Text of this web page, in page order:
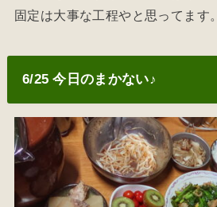
固定は大事な工程やと思ってます。
6/25 今日のまかない♪